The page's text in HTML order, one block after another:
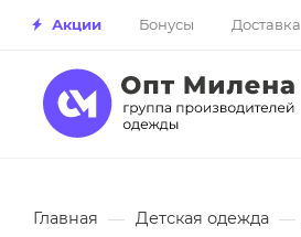
Акции Бонусы Доставка
Главная — Детская одежда —